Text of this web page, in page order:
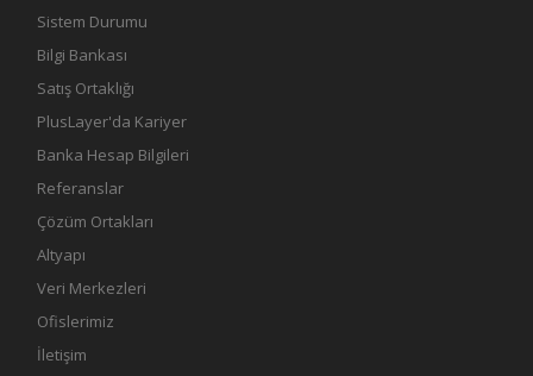
Sistem Durumu
Bilgi Bankası
Satış Ortaklığı
PlusLayer'da Kariyer
Banka Hesap Bilgileri
Referanslar
Çözüm Ortakları
Altyapı
Veri Merkezleri
Ofislerimiz
İletişim